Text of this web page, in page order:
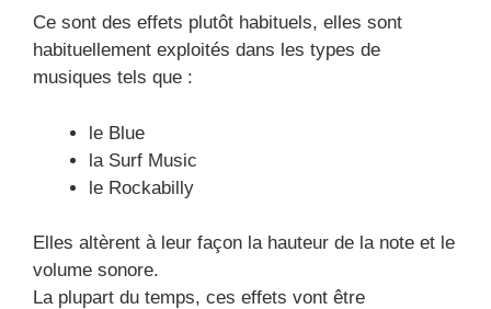
Ce sont des effets plutôt habituels, elles sont
habituellement exploités dans les types de
musiques tels que :
le Blue
la Surf Music
le Rockabilly
Elles altèrent à leur façon la hauteur de la note et le
volume sonore.
La plupart du temps, ces effets vont être